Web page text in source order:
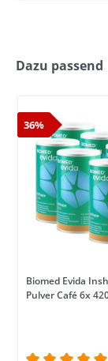
Dazu passend
36%
Biomed Evida
Pulver Café 6x